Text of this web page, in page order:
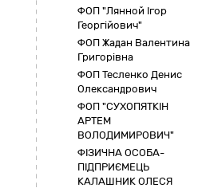
ФОП "Лянной Ігор
Георгійович"
ФОП Жадан Валентина
Григорівна
ФОП Тесленко Денис
Олександрович
ФОП "СУХОПЯТКІН
АРТЕМ
ВОЛОДИМИРОВИЧ"
ФІЗИЧНА ОСОБА-
ПІДПРИЄМЕЦЬ
КАЛАШНИК ОЛЕСЯ